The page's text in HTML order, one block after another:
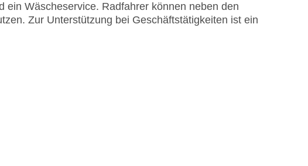
ein Wäscheservice. Radfahrer können neben den
Zur Unterstützung bei Geschäftstätigkeiten ist ein